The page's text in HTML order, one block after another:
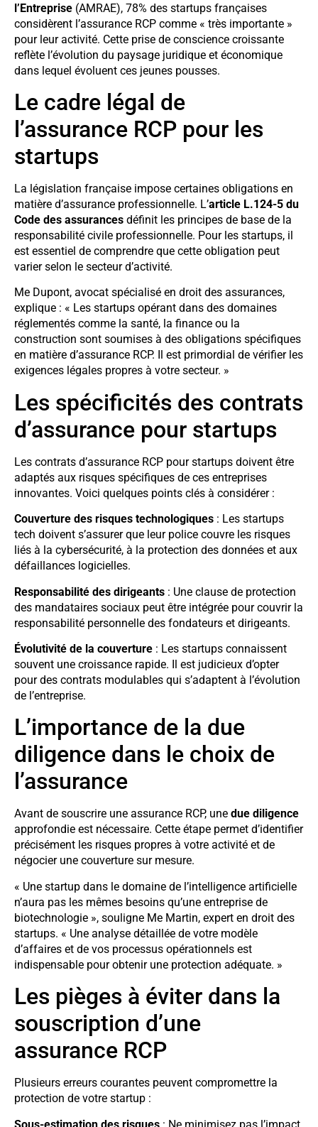
l’Entreprise (AMRAE), 78% des startups françaises
considèrent l’assurance RCP comme « très importante »
pour leur activité. Cette prise de conscience croissante
reflète l’évolution du paysage juridique et économique
dans lequel évoluent ces jeunes pousses.
Le cadre légal de
l’assurance RCP pour les
startups
La législation française impose certaines obligations en
matière d’assurance professionnelle. L’article L.124-5 du
Code des assurances définit les principes de base de la
responsabilité civile professionnelle. Pour les startups, il
est essentiel de comprendre que cette obligation peut
varier selon le secteur d’activité.
Me Dupont, avocat spécialisé en droit des assurances,
explique : « Les startups opérant dans des domaines
réglementés comme la santé, la finance ou la
construction sont soumises à des obligations spécifiques
en matière d’assurance RCP. Il est primordial de vérifier les
exigences légales propres à votre secteur. »
Les spécificités des contrats
d’assurance pour startups
Les contrats d’assurance RCP pour startups doivent être
adaptés aux risques spécifiques de ces entreprises
innovantes. Voici quelques points clés à considérer :
Couverture des risques technologiques : Les startups
tech doivent s’assurer que leur police couvre les risques
liés à la cybersécurité, à la protection des données et aux
défaillances logicielles.
Responsabilité des dirigeants : Une clause de protection
des mandataires sociaux peut être intégrée pour couvrir la
responsabilité personnelle des fondateurs et dirigeants.
Évolutivité de la couverture : Les startups connaissent
souvent une croissance rapide. Il est judicieux d’opter
pour des contrats modulables qui s’adaptent à l’évolution
de l’entreprise.
L’importance de la due
diligence dans le choix de
l’assurance
Avant de souscrire une assurance RCP, une due diligence
approfondie est nécessaire. Cette étape permet d’identifier
précisément les risques propres à votre activité et de
négocier une couverture sur mesure.
« Une startup dans le domaine de l’intelligence artificielle
n’aura pas les mêmes besoins qu’une entreprise de
biotechnologie », souligne Me Martin, expert en droit des
startups. « Une analyse détaillée de votre modèle
d’affaires et de vos processus opérationnels est
indispensable pour obtenir une protection adéquate. »
Les pièges à éviter dans la
souscription d’une
assurance RCP
Plusieurs erreurs courantes peuvent compromettre la
protection de votre startup :
Sous-estimation des risques : Ne minimisez pas l’impact